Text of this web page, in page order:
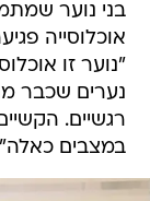
בני נוער
אוכלוסייה
"נוער זו
נערים שכבר
רגשיים.
במצבים